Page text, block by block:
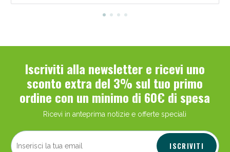
Iscriviti alla newsletter e ricevi uno
sconto extra del 3% sul tuo primo
ordine con un minimo di 60€ di spesa
Ricevi in anteprima notizie e offerte speciali
ISCRIVITI